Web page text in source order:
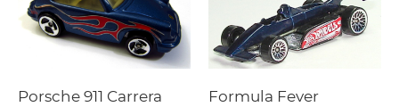
Porsche 911 Carrera Formula Fever